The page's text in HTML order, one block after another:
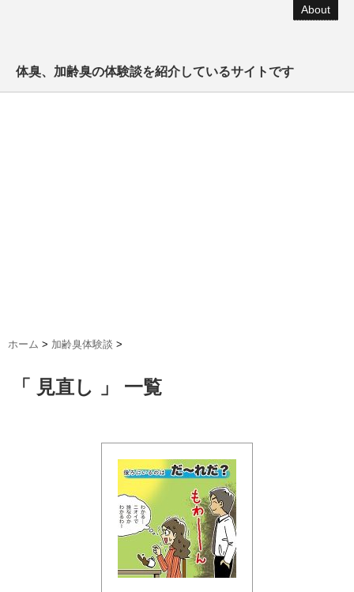
About
体臭、加齢臭の体験談を紹介しているサイトです
ホーム > 加齢臭体験談 >
「 見直し 」 一覧